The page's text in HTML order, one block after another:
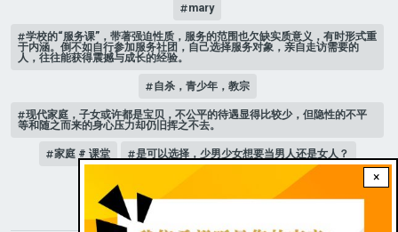
×
mary
学校的“服务课”，带著强迫性质，服务的范围也欠缺实质意义，有时形式重
于内涵。倒不如自行参加服务社团，自己选择服务对象，亲自走访需要的
人，往往能获得震撼与成长的经验。
自杀，青少年，教宗
现代家庭，子女或许都是宝贝，不公平的待遇显得比较少，但隐性的不平
等和随之而来的身心压力却仍旧挥之不去。
家庭 # 课堂 是可以选择，少男少女想要当男人还是女人？